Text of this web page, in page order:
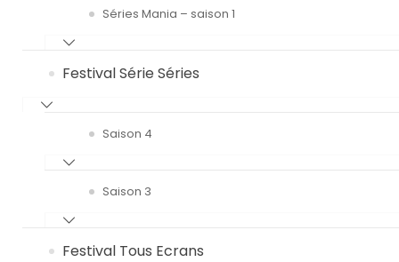
Séries Mania – saison 1
Festival Série Séries
Saison 4
Saison 3
Festival Tous Ecrans